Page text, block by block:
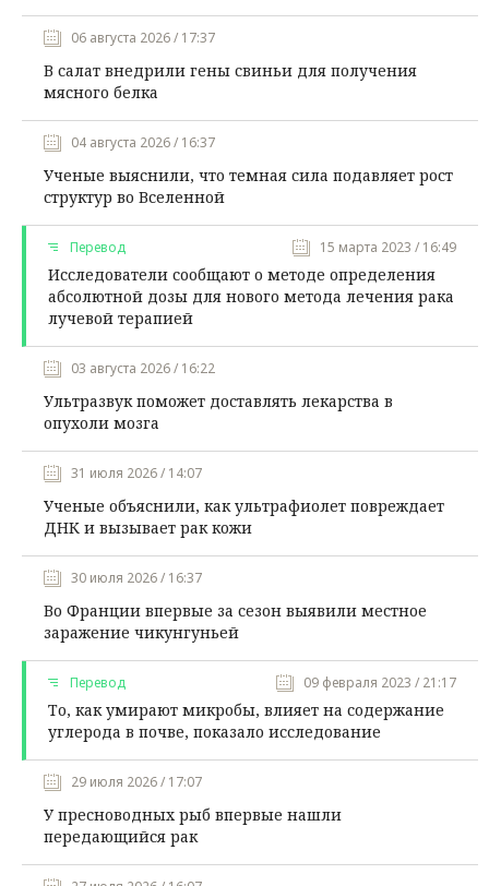
06 августа 2026 / 17:37
В салат внедрили гены свиньи для получения
мясного белка
04 августа 2026 / 16:37
Ученые выяснили, что темная сила подавляет рост
структур во Вселенной
Перевод 15 марта 2023 / 16:49
Исследователи сообщают о методе определения
абсолютной дозы для нового метода лечения рака
лучевой терапией
03 августа 2026 / 16:22
Ультразвук поможет доставлять лекарства в
опухоли мозга
31 июля 2026 / 14:07
Ученые объяснили, как ультрафиолет повреждает
ДНК и вызывает рак кожи
30 июля 2026 / 16:37
Во Франции впервые за сезон выявили местное
заражение чикунгуньей
Перевод 09 февраля 2023 / 21:17
То, как умирают микробы, влияет на содержание
углерода в почве, показало исследование
29 июля 2026 / 17:07
У пресноводных рыб впервые нашли
передающийся рак